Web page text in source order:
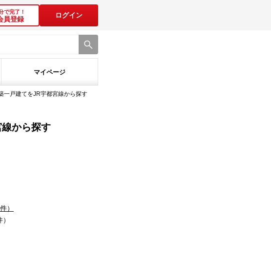
で完了！
員登録
ログイン
マイページ
一戸建てをJR宇都宮線から探す
から探す
件）